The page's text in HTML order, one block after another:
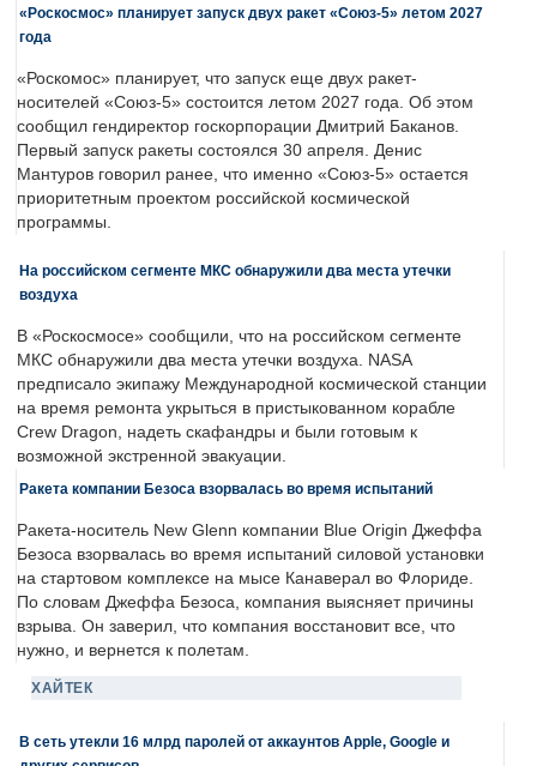
«Роскосмос» планирует запуск двух ракет «Союз-5» летом 2027
года
«Роскомос» планирует, что запуск еще двух ракет-
носителей «Союз-5» состоится летом 2027 года. Об этом
сообщил гендиректор госкорпорации Дмитрий Баканов.
Первый запуск ракеты состоялся 30 апреля. Денис
Мантуров говорил ранее, что именно «Союз-5» остается
приоритетным проектом российской космической
программы.
На российском сегменте МКС обнаружили два места утечки
воздуха
В «Роскосмосе» сообщили, что на российском сегменте
МКС обнаружили два места утечки воздуха. NASA
предписало экипажу Международной космической станции
на время ремонта укрыться в пристыкованном корабле
Crew Dragon, надеть скафандры и были готовым к
возможной экстренной эвакуации.
Ракета компании Безоса взорвалась во время испытаний
Ракета-носитель New Glenn компании Blue Origin Джеффа
Безоса взорвалась во время испытаний силовой установки
на стартовом комплексе на мысе Канаверал во Флориде.
По словам Джеффа Безоса, компания выясняет причины
взрыва. Он заверил, что компания восстановит все, что
нужно, и вернется к полетам.
ХАЙТЕК
В сеть утекли 16 млрд паролей от аккаунтов Apple, Google и